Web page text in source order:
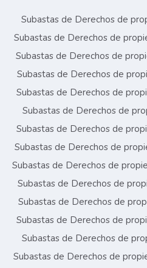
Subastas de Derechos de
Subastas de Derechos de
Subastas de Derechos de
Subastas de Derechos de
Subastas de Derechos de
Subastas de Derechos de
Subastas de Derechos de
Subastas de Derechos de
Subastas de Derechos de
Subastas de Derechos de
Subastas de Derechos de
Subastas de Derechos de
Subastas de Derechos de
Subastas de Derechos de